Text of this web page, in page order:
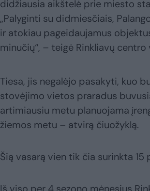
didžiausia aikštelė prie miesto
„Palyginti su didmiesčiais,
ir atokiau pageidaujamus
minučių“, – teigė Rinkliavų centro
Tiesa, jis negalėjo pasakyti, kuo
stovėjimo vietos praradus
artimiausiu metu planuojama
žiemos metu – atvirą čiuožyklą.
Šią vasarą vien tik čia surinkta 15
Iš viso per 4 sezono mėnesius